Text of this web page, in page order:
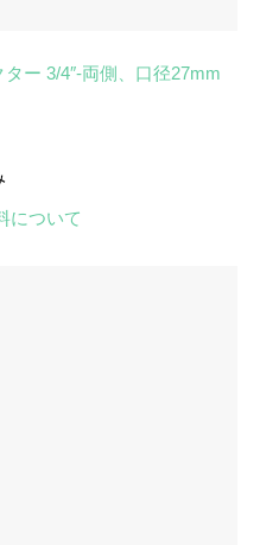
ー 3/4″-両側、口径27mm
について